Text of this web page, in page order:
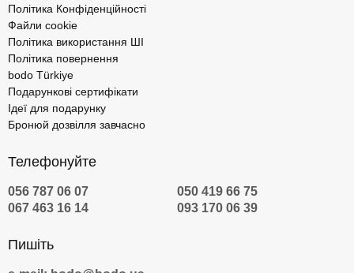
Політика Конфіденційності
Файли cookie
Політика використання ШІ
Політика повернення
bodo Türkiye
Подарункові сертифікати
Ідеї для подарунку
Бронюй дозвілля завчасно
Телефонуйте
056 787 06 07
050 419 66 75
067 463 16 14
093 170 06 39
Пишіть